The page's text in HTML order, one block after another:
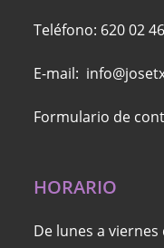
Teléfono: 620 02
E-mail:
Formulario de
HORARIO
De lunes a viernes